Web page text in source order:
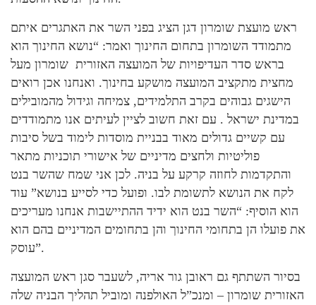
ראש מועצת שומרון דגן הציג בפני השר את האתגרים איתם
מתמודד השומרון בתחום החינוך ואמר: “נושא החינוך הוא
בראש סדר העדיפויות של המועצה האזורית שומרון מעל
מחצית מתקציב המועצה מושקע בחינוך. ואנחנו אכן רואים
הישגים גבוהים בקרב התלמידים, צמיחה וגידול מהמובילים
במדינת ישראל . עם זאת חשוב לציין לעיתים אנו מתמודדים
עם קשיים גדולים מאוד בבניית מוסדות לימוד בשל סיבות
פוליטיות ולחצים מדיניים של אישורי תוכניות מתאר
והתקדמות לחוזה קרקע על בניה. לכן אני שמח שהשר בנט
לקח את הנושא לתשומת לבו. ופועל כדי לסייע בנושא” עוד
הוא הוסיף: “השר בנט הוא ידיד ההתיישבות אנחנו מעריכים
את פועלו הן בתחומי החינוך והן בתחומים המדיניים בהם הוא
עוסק”.
בסיור השתתף גם ראובן גור אריה, לשעבר סגן ראש המועצה
האזורית שומרון – ומנכ”ל האולפנה ומוביל תהליך הבניה שלה